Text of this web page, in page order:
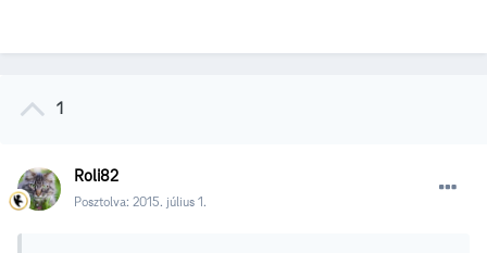
1
Roli82
Posztolva: 2015. július 1.